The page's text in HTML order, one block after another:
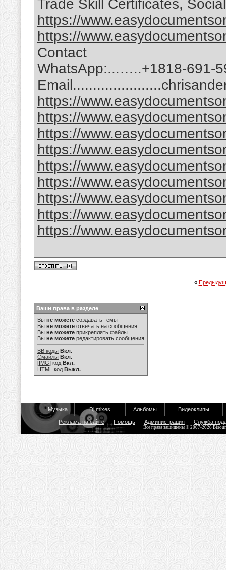
Trade Skill Certificates,
https://
https://
Contact
WhatsApp:...…..+1818-691-
https://
https://
https://
https://
https://
https://
https://
https://
https://
«
Ваши права в разделе
Вы не можете создавать темы
Вы не можете отвечать на сообщения
Вы не можете прикреплять файлы
Вы не можете редактировать сообщения
BB коды Вкл.
Смайлы Вкл.
[IMG] код Вкл.
HTML код Выкл.
Музыка Dj mixes Альбомы Видеоклипы
Реклама на сайте Помощь Администрация Служба
Все права защищены © 2007-2026